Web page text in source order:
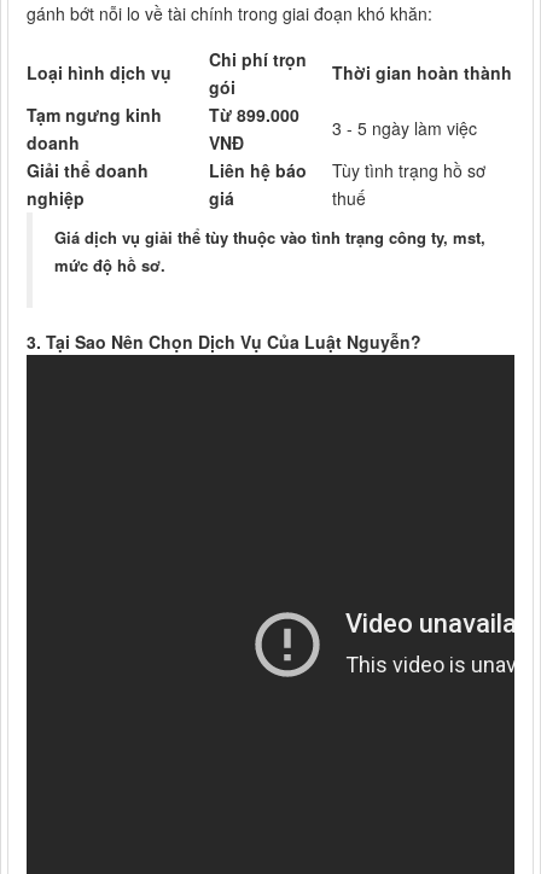
gánh bớt nỗi lo về tài chính trong giai đoạn khó khăn:
Loại hình dịch vụ
Chi phí trọn
gói
Thời gian hoàn thành
Tạm ngưng kinh
doanh
Từ 899.000
VNĐ
3 - 5 ngày làm việc
Giải thể doanh
nghiệp
Liên hệ báo
giá
Tùy tình trạng hồ sơ
thuế
Giá dịch vụ giải thể tùy thuộc vào tình trạng công ty, mst,
mức độ hồ sơ.
3. Tại Sao Nên Chọn Dịch Vụ Của Luật Nguyễn?